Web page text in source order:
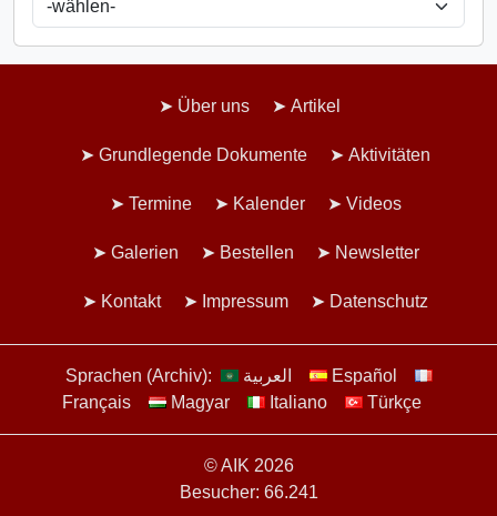
Über uns Artikel
Grundlegende Dokumente Aktivitäten
Termine Kalender Videos
Galerien Bestellen Newsletter
Kontakt Impressum Datenschutz
Sprachen (Archiv): العربية
Español
Français
Magyar Italiano Türkçe
© AIK 2026
Besucher: 66.241